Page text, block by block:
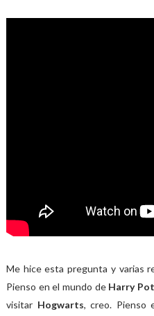
Me hice esta pregunta y varias
Pienso en el mundo de Harry
visitar Hogwarts, creo. Pienso